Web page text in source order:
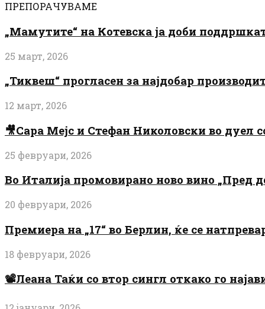
ПРЕПОРАЧУВАМЕ
„Мамутите“ на Котевска ја доби
25 март, 2026
„Тиквеш“ прогласен за најдобар
12 март, 2026
🎥Сара Мејс и Стефан Николовски во дуел
25 февруари, 2026
Во Италија промовирано ново вино
20 февруари, 2026
Премиера на „17“ во Берлин, ќе се
18 февруари, 2026
📽️Леана Таќи со втор сингл откако го